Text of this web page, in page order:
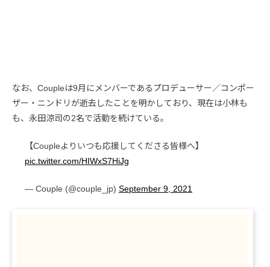
なお、Coupleは9月にメンバーであるプロデューサー／コンポー
ザー・ニンドリが逝去したことを明かしており、現在は小林も
も、永田涼司の2名で活動を続けている。
【Coupleよりいつも応援してくださる皆様へ】
pic.twitter.com/HIWxS7HiJg
— Couple (@couple_jp) September 9, 2021